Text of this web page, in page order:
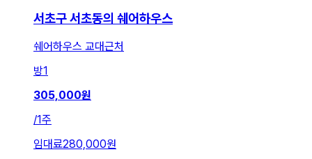
서초구 서초동의 쉐어하우스
쉐어하우스 교대근처
방1
305,000원
/1주
임대료280,000원